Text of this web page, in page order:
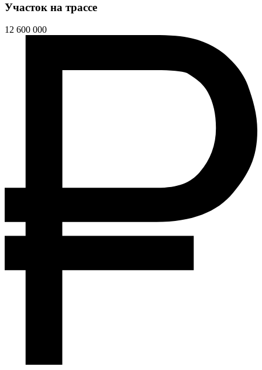
Участок на трассе
12 600 000